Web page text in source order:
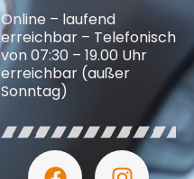
Online – laufend
erreichbar – Telefonisch
von 07:30 – 19.00 Uhr
erreichbar (außer
Sonntag)